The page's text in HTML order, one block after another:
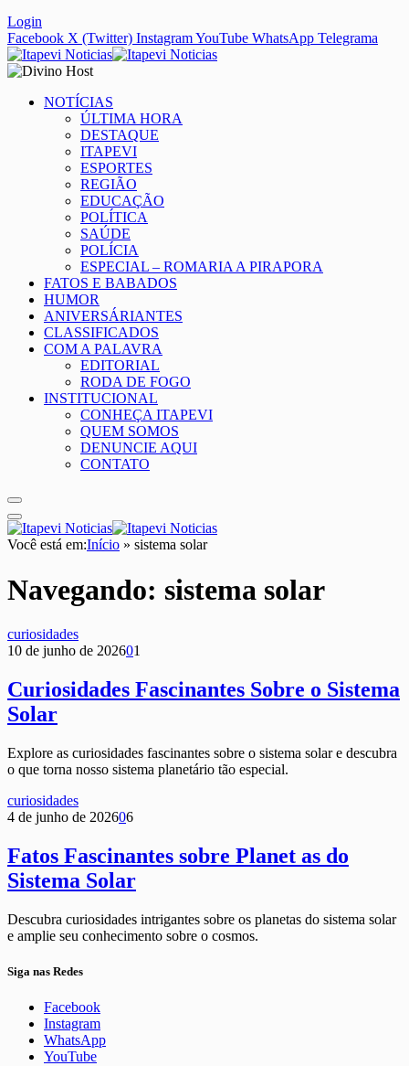
Login
Facebook X (Twitter) InstagramYouTube WhatsApp Telegrama
NOTÍCIAS
ÚLTIMA HORA
DESTAQUE
ITAPEVI
ESPORTES
REGIÃO
EDUCAÇÃO
POLÍTICA
SAÚDE
POLÍCIA
ESPECIAL – ROMARIA A PIRAPORA
FATOS E BABADOS
HUMOR
ANIVERSÁRIANTES
CLASSIFICADOS
COM A PALAVRA
EDITORIAL
RODA DE FOGO
INSTITUCIONAL
CONHEÇA ITAPEVI
QUEM SOMOS
DENUNCIE AQUI
CONTATO
Você está em:Início » sistema solar
Navegando: sistema solar
curiosidades
10 de junho de 202601
Curiosidades Fascinantes Sobre o Sistema
Solar
Explore as curiosidades fascinantes sobre o sistema solar e descubra
o que torna nosso sistema planetário tão especial.
curiosidades
4 de junho de 202606
Fatos Fascinantes sobre Planet as do
Sistema Solar
Descubra curiosidades intrigantes sobre os planetas do sistema solar
e amplie seu conhecimento sobre o cosmos.
Siga nas Redes
Facebook
Instagram
WhatsApp
YouTube